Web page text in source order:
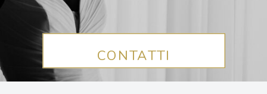
CONTATTI